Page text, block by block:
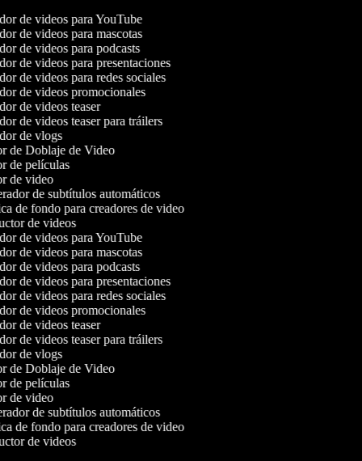
de videos para YouTube
de videos para mascotas
de videos para podcasts
de videos para presentaciones
de videos para redes sociales
de videos promocionales
de videos teaser
de videos teaser para tráilers
de vlogs
de Doblaje de Video
de películas
de video
de subtítulos automáticos
de fondo para creadores de video
de videos
de videos para YouTube
de videos para mascotas
de videos para podcasts
de videos para presentaciones
de videos para redes sociales
de videos promocionales
de videos teaser
de videos teaser para tráilers
de vlogs
de Doblaje de Video
de películas
de video
de subtítulos automáticos
de fondo para creadores de video
de videos